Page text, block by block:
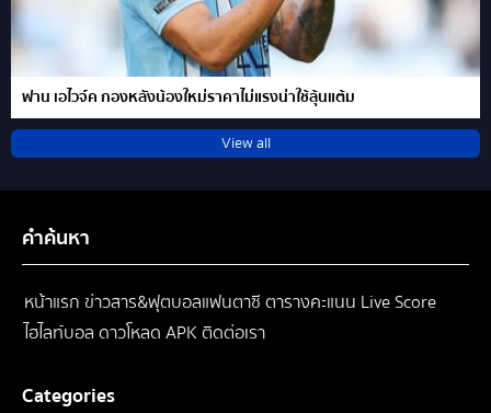
ฟาน เอไวจ์ค กองหลังน้องใหม่ราคาไม่แรงน่าใช้ลุ้นแต้ม
View all
คำค้นหา
หน้าแรก ข่าวสาร&ฟุตบอลแฟนตาซีตารางคะแนน Live Score
ไฮไลท์บอลดาวโหลด APKติดต่อเรา
Categories